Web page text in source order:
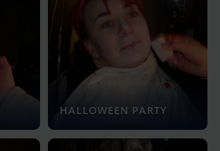
HALLOWEEN PARTY